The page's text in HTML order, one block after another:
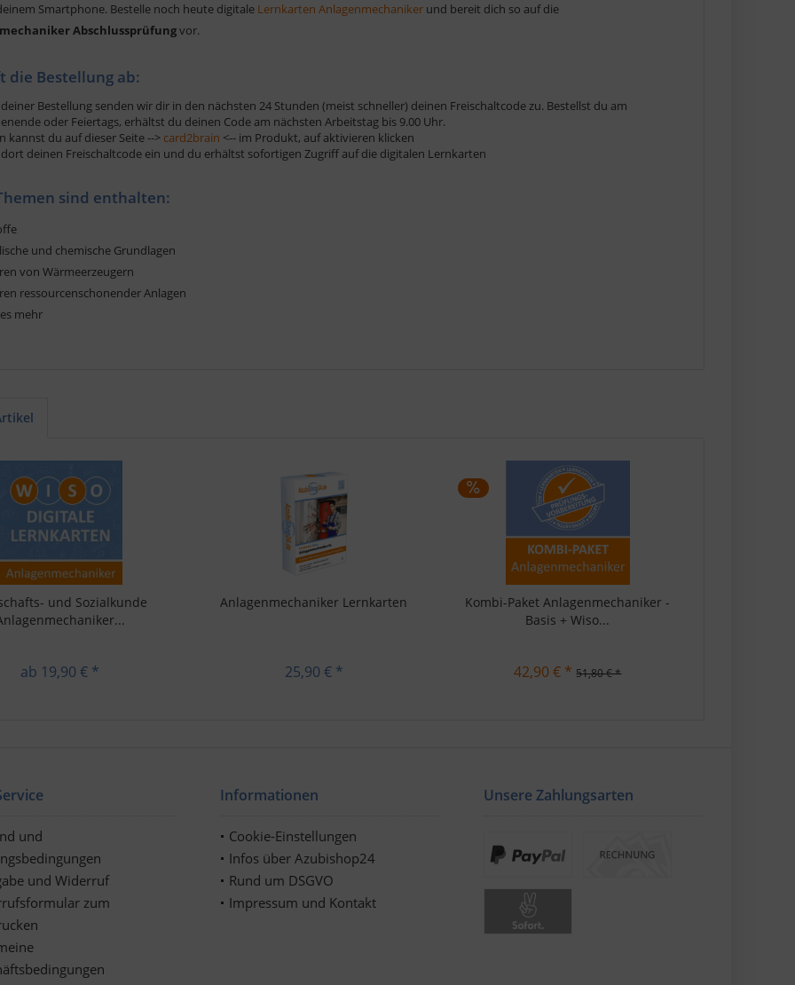
Smartphone. Bestelle noch heute digitale Lernkarten Anlagenmechaniker und bereit dich so auf die
Abschlussprüfungvor.
die Bestellung ab:
Bestellung senden wir dir in den nächsten 24 Stunden (meist schneller) deinen Freischaltcode zu. Bestellst du am
oder Feiertags, erhältst du deinen Code am nächsten Arbeitstag bis 9.00 Uhr.
kannst du auf dieser Seite --> card2brain <-- im Produkt, auf aktivieren klicken
dort deinen Freischaltcode ein und du erhältst sofortigen Zugriff auf die digitalen Lernkarten
sind enthalten:
und chemische Grundlagen
von Wärmeerzeugern
ressourcenschonender Anlagen
mehr
und Sozialkunde
ab 19,90 € *
Anlagenmechaniker Lernkarten
25,90 € *
Kombi-Paket Anlagenmechaniker -
Basis + Wiso...
42,90 € * 51,80 € *
und
und Widerruf
zum
Informationen
Cookie-Einstellungen
Infos über Azubishop24
Rund um DSGVO
Impressum und Kontakt
Unsere Zahlungsarten